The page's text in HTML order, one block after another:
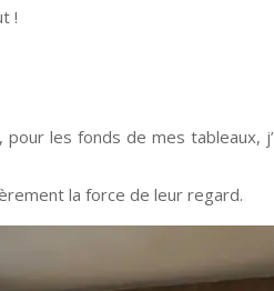
!
les fonds de mes tableaux,
la force de leur regard.